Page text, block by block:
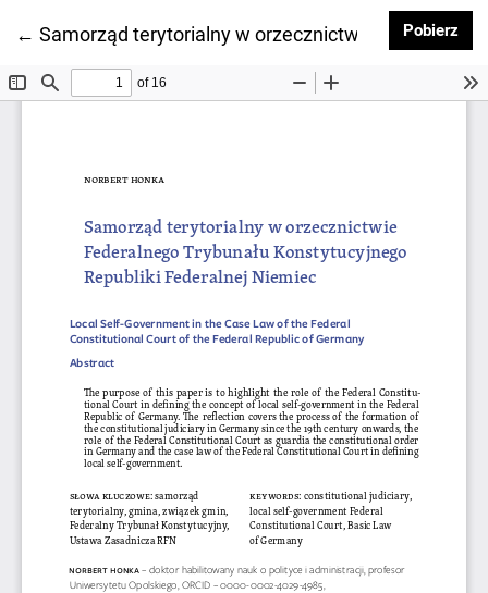
←Wróć do szczegółów artykułu
Samorząd terytorialny w orzecznictwie Pobierz